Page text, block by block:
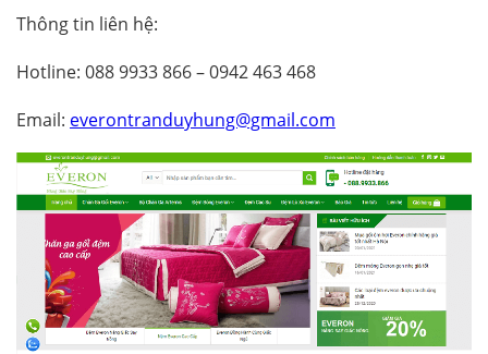
Thông tin liên hệ:
Hotline: 088 9933 866 – 0942 463 468
Email: everontranduyhung@gmail.com